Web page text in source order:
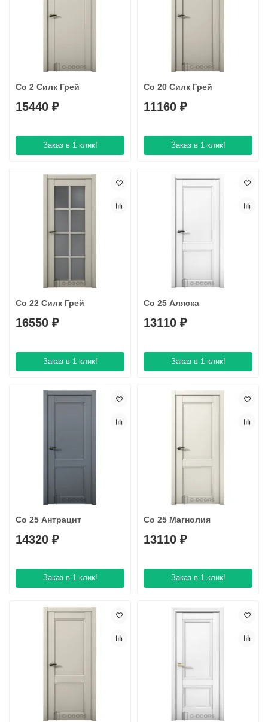
Co 2 Силк Грей
15440 ₽
Заказ в 1 клик!
Co 20 Силк Грей
11160 ₽
Заказ в 1 клик!
Co 22 Силк Грей
16550 ₽
Заказ в 1 клик!
Co 25 Аляска
13110 ₽
Заказ в 1 клик!
Co 25 Антрацит
14320 ₽
Заказ в 1 клик!
Co 25 Магнолия
13110 ₽
Заказ в 1 клик!